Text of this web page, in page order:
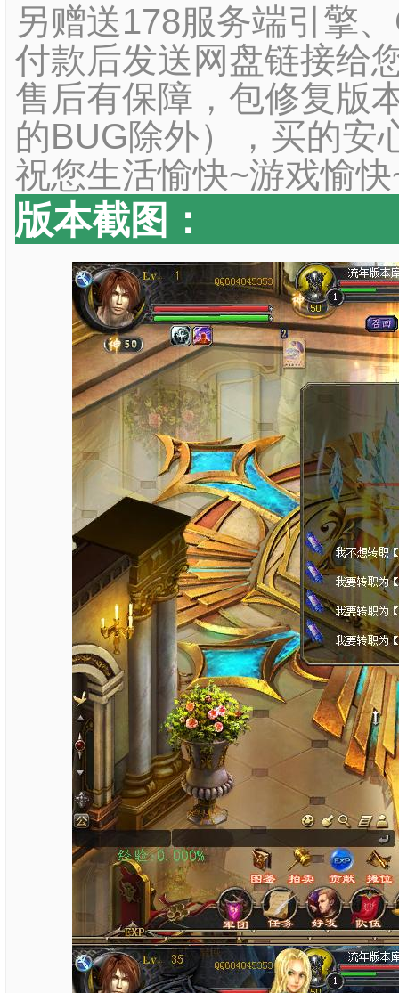
另赠送178服务端引擎
付款后发送网盘链接给
售后有保障，包修复版
的BUG除外），买的安
祝您生活愉快~游戏愉
版本截图：